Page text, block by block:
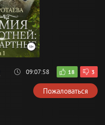
09:07:58 18 3
Пожаловаться